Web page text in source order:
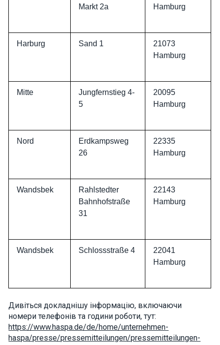
Markt 2a
Hamburg
Harburg Sand 1
21073
Hamburg
Mitte
Jungfernstieg 4-
5
20095
Hamburg
Nord
Erdkampsweg
26
22335
Hamburg
Wandsbek
Rahlstedter
Bahnhofstraße
31
22143
Hamburg
Wandsbek Schlossstraße 4
22041
Hamburg
Дивіться докладнішу інформацію, включаючи
номери телефонів та години роботи, тут:
https://www.haspa.de/de/home/unternehmen-
haspa/presse/pressemitteilungen/pressemitteilungen-